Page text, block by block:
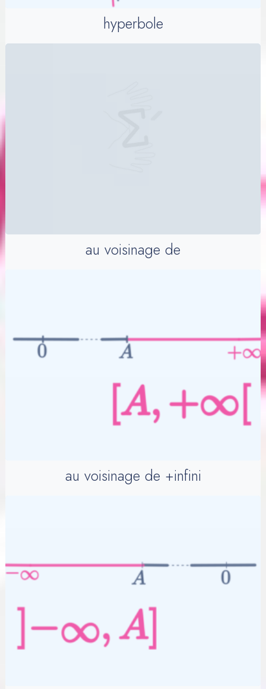
hyperbole
au voisinage de
au voisinage de +infini